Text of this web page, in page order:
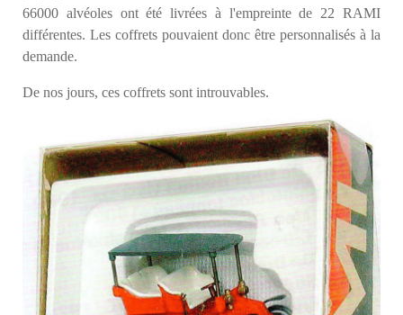
66000 alvéoles ont été livrées à l'empreinte de 22 RAMI
différentes. Les coffrets pouvaient donc être personnalisés à la
demande.
De nos jours, ces coffrets sont introuvables.